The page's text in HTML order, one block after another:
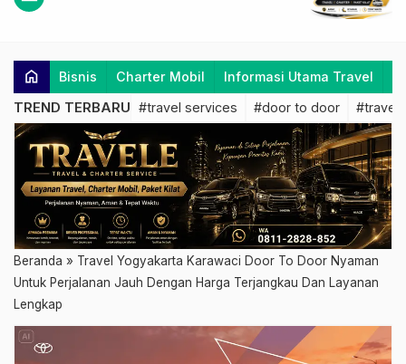
home Bisnis Charter Mobil Informasi Utama Travel
TREND TERBARU #travel services #door to door #travel
Beranda » Travel Yogyakarta Karawaci Door To Door Nyaman
Untuk Perjalanan Jauh Dengan Harga Terjangkau Dan Layanan
Lengkap